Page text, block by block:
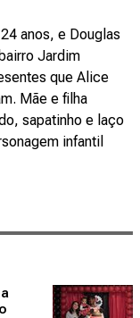
anos, e Douglas
Jardim
que Alice
Mãe e filha
sapatinho e laço
infantil